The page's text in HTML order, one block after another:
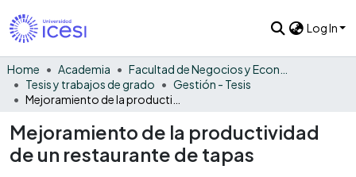
Log In
Home Academia
Tesis y trabajos de grado
Gestión - Tesis
Mejoramiento de la productividad
de un restaurante de tapas